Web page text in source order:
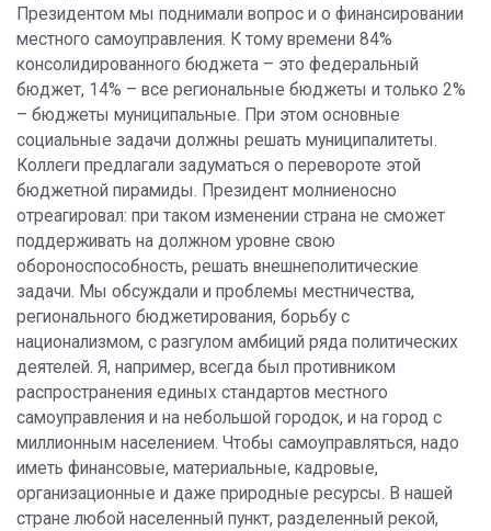
Президентом мы поднимали вопрос и о финансировании
местного самоуправления. К тому времени 84%
консолидированного бюджета – это федеральный
бюджет, 14% – все региональные бюджеты и только 2%
– бюджеты муниципальные. При этом основные
социальные задачи должны решать муниципалитеты.
Коллеги предлагали задуматься о перевороте этой
бюджетной пирамиды. Президент молниеносно
отреагировал: при таком изменении страна не сможет
поддерживать на должном уровне свою
обороноспособность, решать внешнеполитические
задачи. Мы обсуждали и проблемы местничества,
регионального бюджетирования, борьбу с
национализмом, с разгулом амбиций ряда политических
деятелей. Я, например, всегда был противником
распространения единых стандартов местного
самоуправления и на небольшой городок, и на город с
миллионным населением. Чтобы самоуправляться, надо
иметь финансовые, материальные, кадровые,
организационные и даже природные ресурсы. В нашей
стране любой населенный пункт, разделенный рекой,